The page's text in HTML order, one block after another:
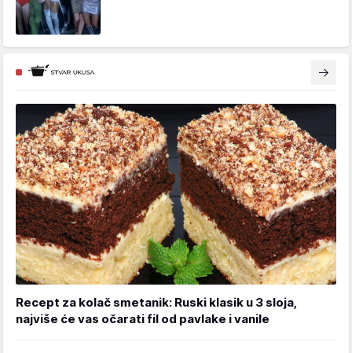
Recept za kolač smetanik: Ruski klasik u 3 sloja,
najviše će vas očarati fil od pavlake i vanile